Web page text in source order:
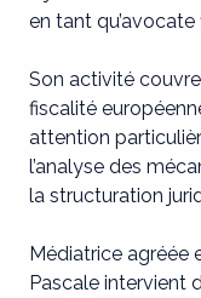
en tant qu’avocate
Son activité
fiscalité
attention
l’analyse des
la structuration
Médiatrice agréée
Pascale intervient